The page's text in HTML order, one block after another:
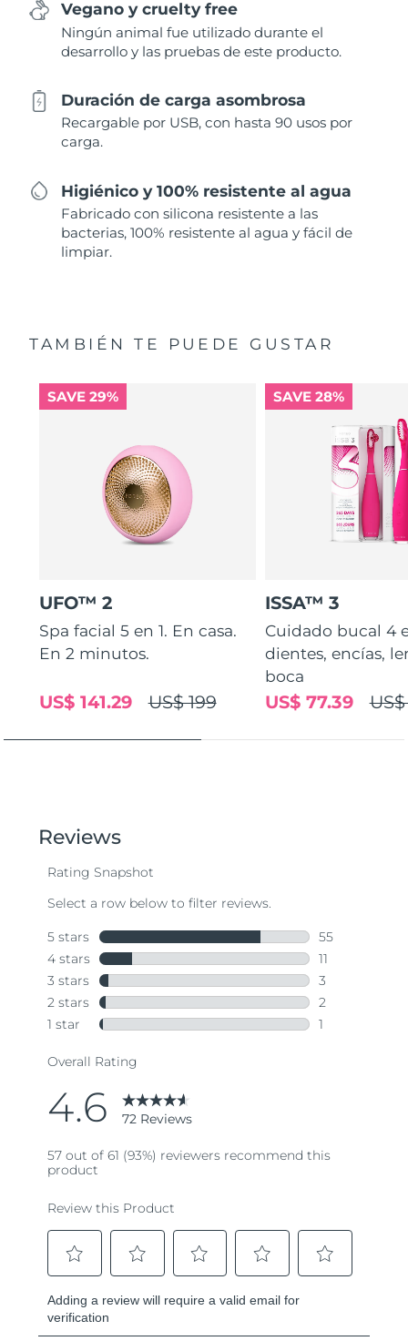
Vegano y cruelty free
Ningún animal fue utilizado durante el
desarrollo y las pruebas de este producto.
Duración de carga asombrosa
Recargable por USB, con hasta 90 usos por
carga.
Higiénico y 100% resistente al agua
Fabricado con silicona resistente a las
bacterias, 100% resistente al agua y fácil de
limpiar.
TAMBIÉN TE PUEDE GUSTAR
SAVE 29%
UFO™ 2
Spa facial 5 en 1. En casa.
En 2 minutos.
US$ 199
US$ 141.29
SAVE 28%
ISSA™ 3
Cuidado bucal 4
dientes, encías,
boca
US$ 77.39